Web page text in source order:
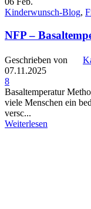
Kinderwunsch-Blog,
NFP –
Geschrieben von
07.11.2025
8
Basaltemperatur
viele Menschen ein
versc...
Weiterlesen